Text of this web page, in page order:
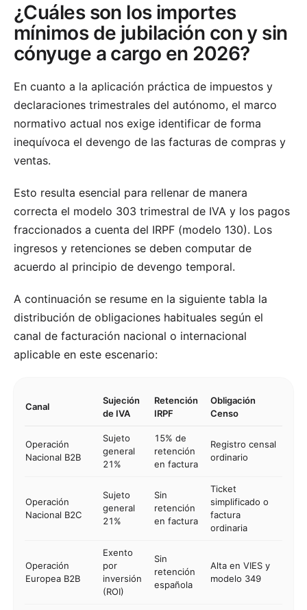
¿Cuáles son los importes
mínimos de jubilación con y sin
cónyuge a cargo en 2026?
En cuanto a la aplicación práctica de impuestos y
declaraciones trimestrales del autónomo, el marco
normativo actual nos exige identificar de forma
inequívoca el devengo de las facturas de compras y
ventas.
Esto resulta esencial para rellenar de manera
correcta el modelo 303 trimestral de IVA y los pagos
fraccionados a cuenta del IRPF (modelo 130). Los
ingresos y retenciones se deben computar de
acuerdo al principio de devengo temporal.
A continuación se resume en la siguiente tabla la
distribución de obligaciones habituales según el
canal de facturación nacional o internacional
aplicable en este escenario:
Canal
Sujeción
de IVA
Retención
IRPF
Obligación
Censo
Operación
Nacional B2B
Sujeto
general
21%
15% de
retención
en factura
Registro censal
ordinario
Operación
Nacional B2C
Sujeto
general
21%
Sin
retención
en factura
Ticket
simplificado o
factura
ordinaria
Operación
Europea B2B
Exento
por
inversión
(ROI)
Sin
retención
española
Alta en VIES y
modelo 349